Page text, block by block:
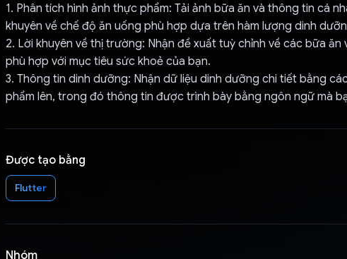
1. Phân tích hình ảnh thực phẩm: Tải ảnh bữa ăn và thông tin cá
khuyên về chế độ ăn uống phù hợp dựa trên hàm lượng dinh
2. Lời khuyên về thị trường: Nhận đề xuất tuỳ chỉnh về các bữa ăn
phù hợp với mục tiêu sức khoẻ của bạn.
3. Thông tin dinh dưỡng: Nhận dữ liệu dinh dưỡng chi tiết bằng
phẩm lên, trong đó thông tin được trình bày bằng ngôn ngữ mà
Được tạo bằng
Flutter
Nhóm